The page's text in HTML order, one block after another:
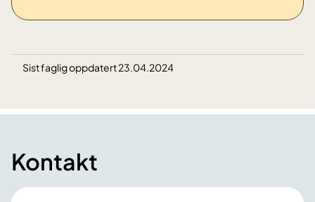
Sist faglig oppdatert 23.04.2024
Kontakt